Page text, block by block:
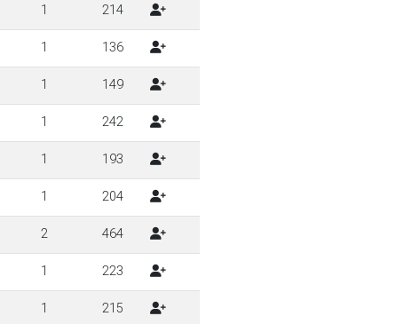
1 214
1 136
1 149
1 242
1 193
1 204
2 464
1 223
1 215